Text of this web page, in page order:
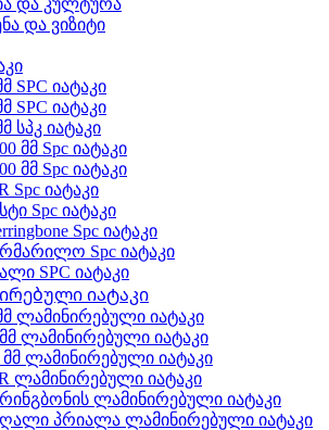
და კულტურა
და ვიზიტი
SPC იატაკი
SPC იატაკი
სპკ იატაკი
მმ Spc იატაკი
მმ Spc იატაკი
Spc იატაკი
Spc იატაკი
Spc იატაკი
Spc იატაკი
SPC იატაკი
იატაკი
ლამინირებული იატაკი
ლამინირებული იატაკი
მმ ლამინირებული იატაკი
ლამინირებული იატაკი
ლამინირებული იატაკი
პრიალა ლამინირებული იატაკი